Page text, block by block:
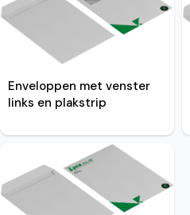
Enveloppen met venster
links en plakstrip